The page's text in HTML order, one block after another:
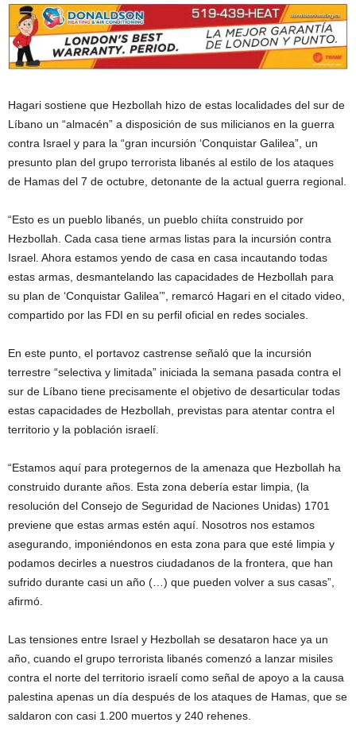
Hagari sostiene que Hezbollah hizo de estas localidades del sur de
Líbano un “almacén” a disposición de sus milicianos en la guerra
contra Israel y para la “gran incursión ‘Conquistar Galilea”, un
presunto plan del grupo terrorista libanés al estilo de los ataques
de Hamas del 7 de octubre, detonante de la actual guerra regional.
“Esto es un pueblo libanés, un pueblo chiíta construido por
Hezbollah. Cada casa tiene armas listas para la incursión contra
Israel. Ahora estamos yendo de casa en casa incautando todas
estas armas, desmantelando las capacidades de Hezbollah para
su plan de ‘Conquistar Galilea’”, remarcó Hagari en el citado video,
compartido por las FDI en su perfil oficial en redes sociales.
En este punto, el portavoz castrense señaló que la incursión
terrestre “selectiva y limitada” iniciada la semana pasada contra el
sur de Líbano tiene precisamente el objetivo de desarticular todas
estas capacidades de Hezbollah, previstas para atentar contra el
territorio y la población israelí.
“Estamos aquí para protegernos de la amenaza que Hezbollah ha
construido durante años. Esta zona debería estar limpia, (la
resolución del Consejo de Seguridad de Naciones Unidas) 1701
previene que estas armas estén aquí. Nosotros nos estamos
asegurando, imponiéndonos en esta zona para que esté limpia y
podamos decirles a nuestros ciudadanos de la frontera, que han
sufrido durante casi un año (…) que pueden volver a sus casas”,
afirmó.
Las tensiones entre Israel y Hezbollah se desataron hace ya un
año, cuando el grupo terrorista libanés comenzó a lanzar misiles
contra el norte del territorio israelí como señal de apoyo a la causa
palestina apenas un día después de los ataques de Hamas, que se
saldaron con casi 1.200 muertos y 240 rehenes.